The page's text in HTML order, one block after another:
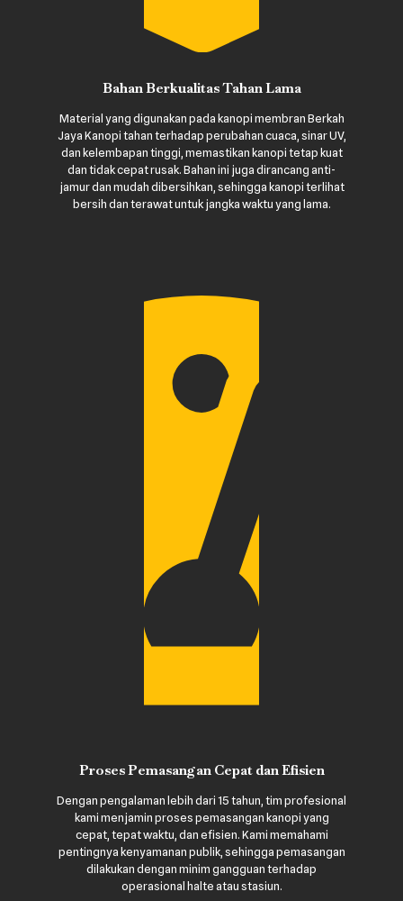
Bahan Berkualitas Tahan Lama
Material yang digunakan pada kanopi membran Berkah
Jaya Kanopi tahan terhadap perubahan cuaca, sinar UV,
dan kelembapan tinggi, memastikan kanopi tetap kuat
dan tidak cepat rusak. Bahan ini juga dirancang anti-
jamur dan mudah dibersihkan, sehingga kanopi terlihat
bersih dan terawat untuk jangka waktu yang lama.
Proses Pemasangan Cepat dan Efisien
Dengan pengalaman lebih dari 15 tahun, tim profesional
kami menjamin proses pemasangan kanopi yang
cepat, tepat waktu, dan efisien. Kami memahami
pentingnya kenyamanan publik, sehingga pemasangan
dilakukan dengan minim gangguan terhadap
operasional halte atau stasiun.